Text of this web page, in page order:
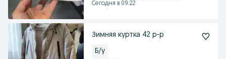
Сегодня в 09:22
Зимняя куртка 42 р-р
Б/у